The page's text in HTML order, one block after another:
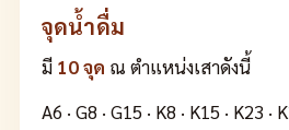
จุดน้ำดื่ม
มี 10 จุด ณ ตำแหน่งเสาดังนี้
A6 · G8 · G15 · K8 · K15 · K23 ·